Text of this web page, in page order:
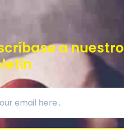
a nuestro